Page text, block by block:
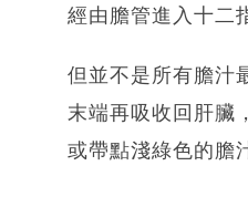
經由膽管進入十二
但並不是所有膽汁
末端再吸收回肝臟
或帶點淺綠色的膽